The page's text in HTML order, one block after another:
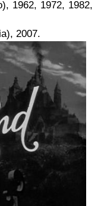
1962, 1972, 1982,
2007.